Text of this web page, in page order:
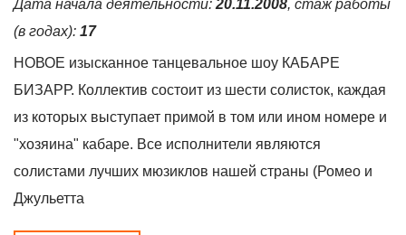
Дата начала деятельности: 20.11.2008, стаж работы
(в годах): 17
НОВОЕ изысканное танцевальное шоу КАБАРЕ
БИЗАРР. Коллектив состоит из шести солисток, каждая
из которых выступает примой в том или ином номере и
"хозяина" кабаре. Все исполнители являются
солистами лучших мюзиклов нашей страны (Ромео и
Джульетта